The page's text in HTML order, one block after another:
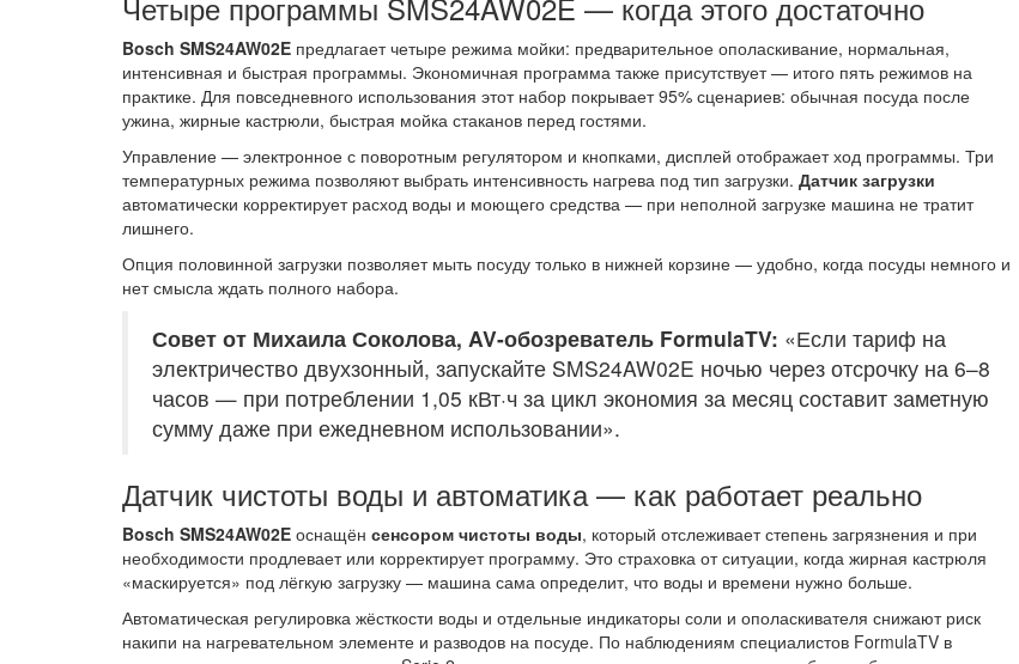
Bosch SMS24AW02E предлагает четыре режима мойки: предварительное ополаскивание, нормальная,
интенсивная и быстрая программы. Экономичная программа также присутствует — итого пять режимов на
практике. Для повседневного использования этот набор покрывает 95% сценариев: обычная посуда после
ужина, жирные кастрюли, быстрая мойка стаканов перед гостями.
Управление — электронное с поворотным регулятором и кнопками, дисплей отображает ход программы. Три
температурных режима позволяют выбрать интенсивность нагрева под тип загрузки. Датчик загрузки
автоматически корректирует расход воды и моющего средства — при неполной загрузке машина не тратит
лишнего.
Опция половинной загрузки позволяет мыть посуду только в нижней корзине — удобно, когда посуды немного и
нет смысла ждать полного набора.
Совет от Михаила Соколова, AV-обозреватель FormulaTV: «Если тариф на
электричество двухзонный, запускайте SMS24AW02E ночью через отсрочку на 6–8
часов — при потреблении 1,05 кВт·ч за цикл экономия за месяц составит заметную
сумму даже при ежедневном использовании».
Датчик чистоты воды и автоматика — как работает реально
Bosch SMS24AW02E оснащён сенсором чистоты воды, который отслеживает степень загрязнения и при
необходимости продлевает или корректирует программу. Это страховка от ситуации, когда жирная кастрюля
«маскируется» под лёгкую загрузку — машина сама определит, что воды и времени нужно больше.
Автоматическая регулировка жёсткости воды и отдельные индикаторы соли и ополаскивателя снижают риск
накипи на нагревательном элементе и разводов на посуде. По наблюдениям специалистов FormulaTV в